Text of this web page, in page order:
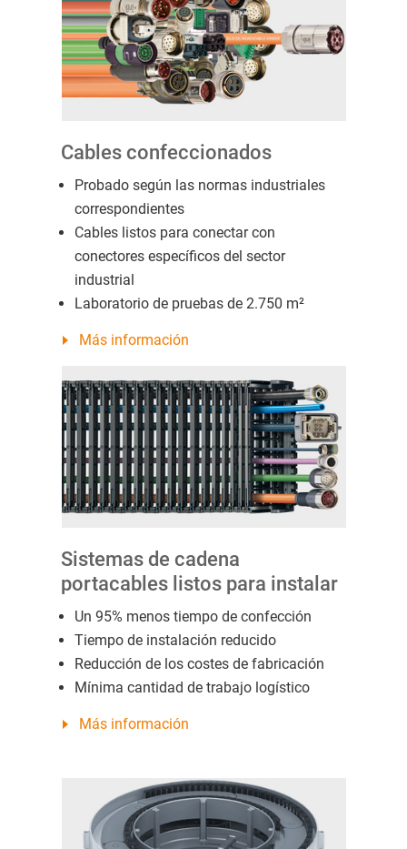
Cables confeccionados
Probado según las normas industriales
correspondientes
Cables listos para conectar con
conectores específicos del sector
industrial
Laboratorio de pruebas de 2.750 m²
Más información
Sistemas de cadena
portacables listos para instalar
Un 95% menos tiempo de confección
Tiempo de instalación reducido
Reducción de los costes de fabricación
Mínima cantidad de trabajo logístico
Más información